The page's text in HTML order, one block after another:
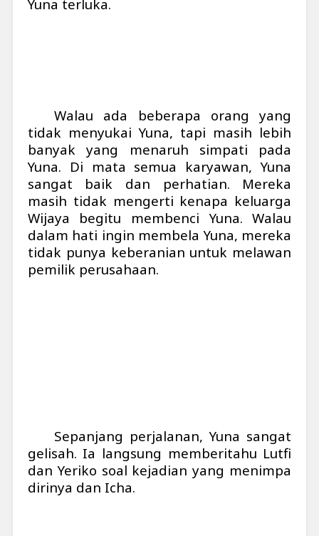
Yuna terluka.
Walau ada beberapa orang yang
tidak menyukai Yuna, tapi masih lebih
banyak yang menaruh simpati pada
Yuna. Di mata semua karyawan, Yuna
sangat baik dan perhatian. Mereka
masih tidak mengerti kenapa keluarga
Wijaya begitu membenci Yuna. Walau
dalam hati ingin membela Yuna, mereka
tidak punya keberanian untuk melawan
pemilik perusahaan.
Sepanjang perjalanan, Yuna sangat
gelisah. Ia langsung memberitahu Lutfi
dan Yeriko soal kejadian yang menimpa
dirinya dan Icha.